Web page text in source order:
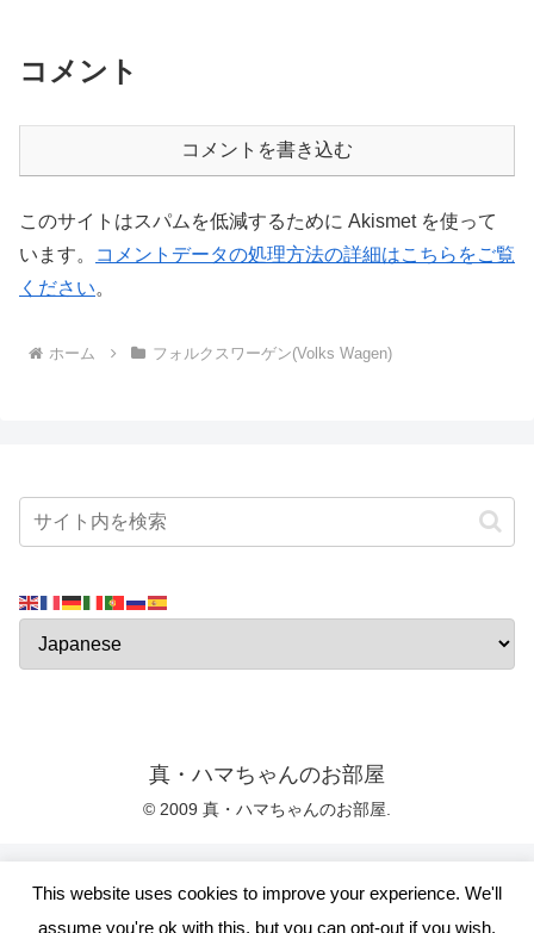
コメント
コメントを書き込む
このサイトはスパムを低減するために Akismet を使って
います。
コメントデータの処理方法の詳細はこちらをご覧
ください。
ホーム フォルクスワーゲン(Volks Wagen)
真・ハマちゃんのお部屋
© 2009 真・ハマちゃんのお部屋.
This website uses cookies to improve your experience. We'll
assume you're ok with this, but you can opt-out if you wish.